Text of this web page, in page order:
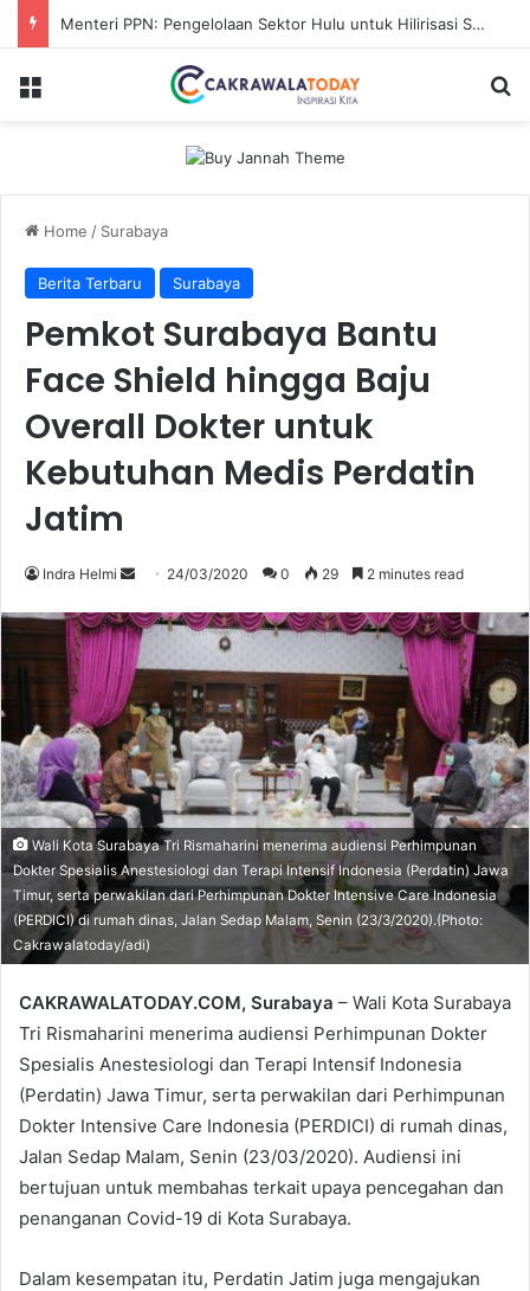
Karhutla Sungai Guntung Hilir Merangsek ke Hutan Primer, Alat Berat Tambahan Dikerahkan
Menu
Home / Surabaya
Berita Terbaru Surabaya
Pemkot Surabaya Bantu
Face Shield hingga Baju
Overall Dokter untuk
Kebutuhan Medis Perdatin
Jatim
Indra Helmi
Send
email
24/03/2020 0 29 2 minutes read
Wali Kota Surabaya Tri Rismaharini menerima audiensi Perhimpunan
Dokter Spesialis Anestesiologi dan Terapi Intensif Indonesia (Perdatin) Jawa
Timur, serta perwakilan dari Perhimpunan Dokter Intensive Care Indonesia
(PERDICI) di rumah dinas, Jalan Sedap Malam, Senin (23/3/2020).(Photo:
Cakrawalatoday/adi)
CAKRAWALATODAY.COM, Surabaya – Wali Kota Surabaya
Tri Rismaharini menerima audiensi Perhimpunan Dokter
Spesialis Anestesiologi dan Terapi Intensif Indonesia
(Perdatin) Jawa Timur, serta perwakilan dari Perhimpunan
Dokter Intensive Care Indonesia (PERDICI) di rumah dinas,
Jalan Sedap Malam, Senin (23/03/2020). Audiensi ini
bertujuan untuk membahas terkait upaya pencegahan dan
penanganan Covid-19 di Kota Surabaya.
Dalam kesempatan itu, Perdatin Jatim juga mengajukan